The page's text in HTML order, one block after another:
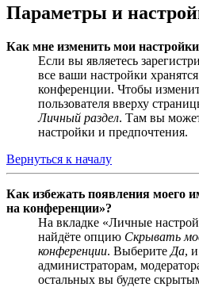
Параметры и
Как мне изменить мои
Если вы являетесь
все ваши настройки
конференции. Чтобы
пользователя вверху
Личный раздел. Там вы
настройки и предпочтения.
Вернуться к началу
Как избежать появления моего
на конференции»?
На вкладке «Личные
найдёте опцию Скрывать
конференции. Выберите Да,
администраторам,
остальных вы будете